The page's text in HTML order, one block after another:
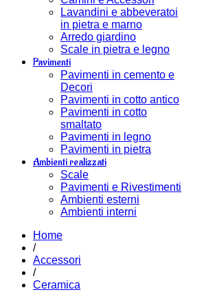
Lavandini e abbeveratoi
in pietra e marno
Arredo giardino
Scale in pietra e legno
Pavimenti
Pavimenti in cemento e
Decori
Pavimenti in cotto antico
Pavimenti in cotto
smaltato
Pavimenti in legno
Pavimenti in pietra
Ambienti realizzati
Scale
Pavimenti e Rivestimenti
Ambienti esterni
Ambienti interni
Home
/
Accessori
/
Ceramica